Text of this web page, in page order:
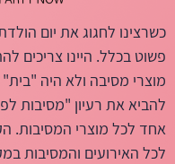
פשוט בכלל. היינו צריכים
להביא את רעיון "מסיבות
אחד לכל מוצרי המסיבות.
לכל האירועים והמסיבות